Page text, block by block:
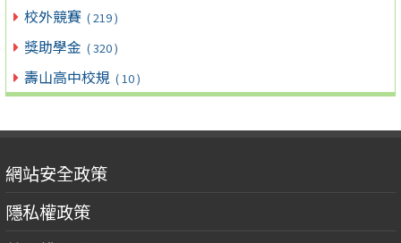
校外競賽 ( 219 )
獎助學金 ( 320 )
壽山高中校規 ( 10 )
網站安全政策
隱私權政策